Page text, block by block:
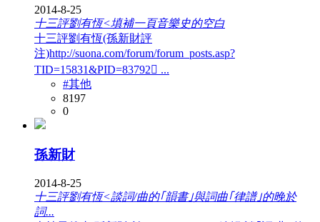
2014-8-25
十三評劉有恆<填補一頁音樂史的空白
十三評劉有恆(孫新財評
注)http://suona.com/forum/forum_posts.asp?
TID=15831&PID=83792𔝐 ...
#其他
8197
0
孫新財
2014-8-25
十三評劉有恆<談詞/曲的｢韻書｣與詞曲｢律譜｣的晚於
詞...